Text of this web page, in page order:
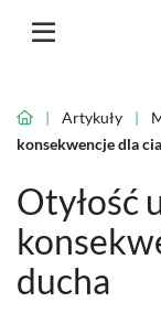
| Artykuły |
konsekwencje dla
Otyłość
ducha